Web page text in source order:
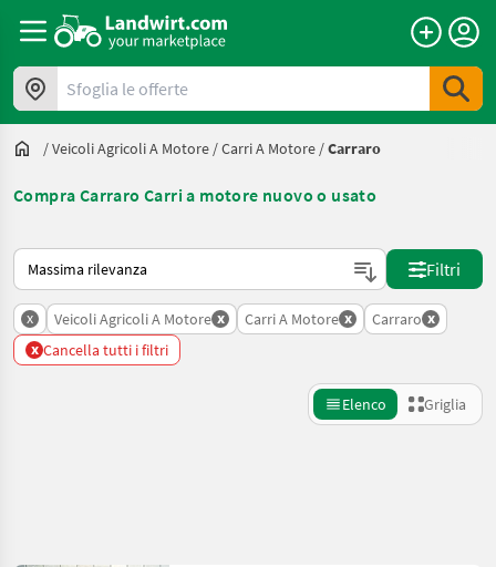
Sfoglia le offerte
/Veicoli Agricoli A Motore /Carri A Motore /Carraro
Compra Carraro Carri a motore nuovo o usato
Ecco come viene ordinato su Landwirt.com
Filtri
x Veicoli Agricoli A Motore x Carri A Motore x Carraro x
x Cancella tutti i filtri
Elenco Griglia